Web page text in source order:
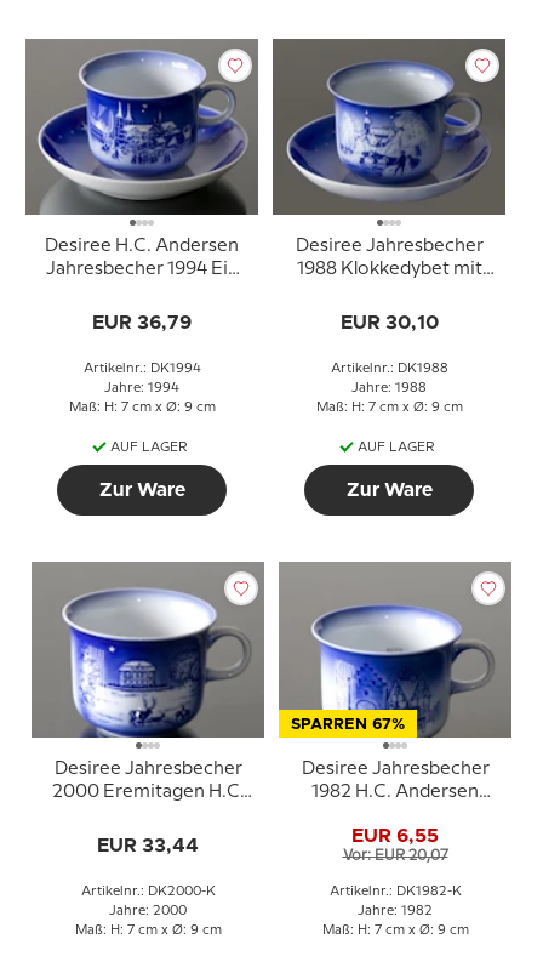
Desiree H.C. Andersen
Jahresbecher 1994 Ein
EUR 36,79
Artikelnr.: DK1994
Jahre: 1994
Maß: H: 7 cm x Ø: 9 cm
AUF LAGER
Zur Ware
Desiree Jahresbecher
1988 Klokkedybet mit
EUR 30,10
Artikelnr.: DK1988
Jahre: 1988
Maß: H: 7 cm x Ø: 9 cm
AUF LAGER
Zur Ware
Desiree Jahresbecher
2000 Eremitagen H.C.
EUR 33,44
Artikelnr.: DK2000-K
Jahre: 2000
Maß: H: 7 cm x Ø: 9 cm
SPARREN 67%
Desiree Jahresbecher
1982 H.C. Andersen
EUR 6,55
Vor: EUR 20,07
Artikelnr.: DK1982-K
Jahre: 1982
Maß: H: 7 cm x Ø: 9 cm